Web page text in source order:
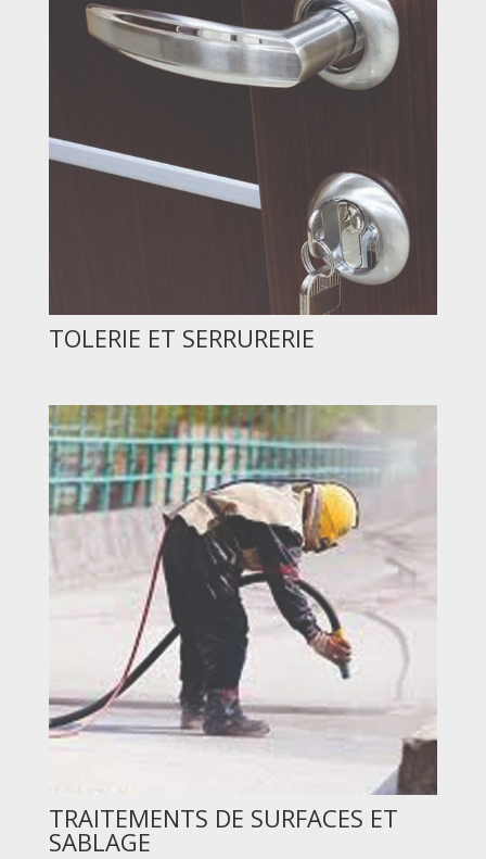
TOLERIE ET SERRURERIE
TRAITEMENTS DE SURFACES ET
SABLAGE